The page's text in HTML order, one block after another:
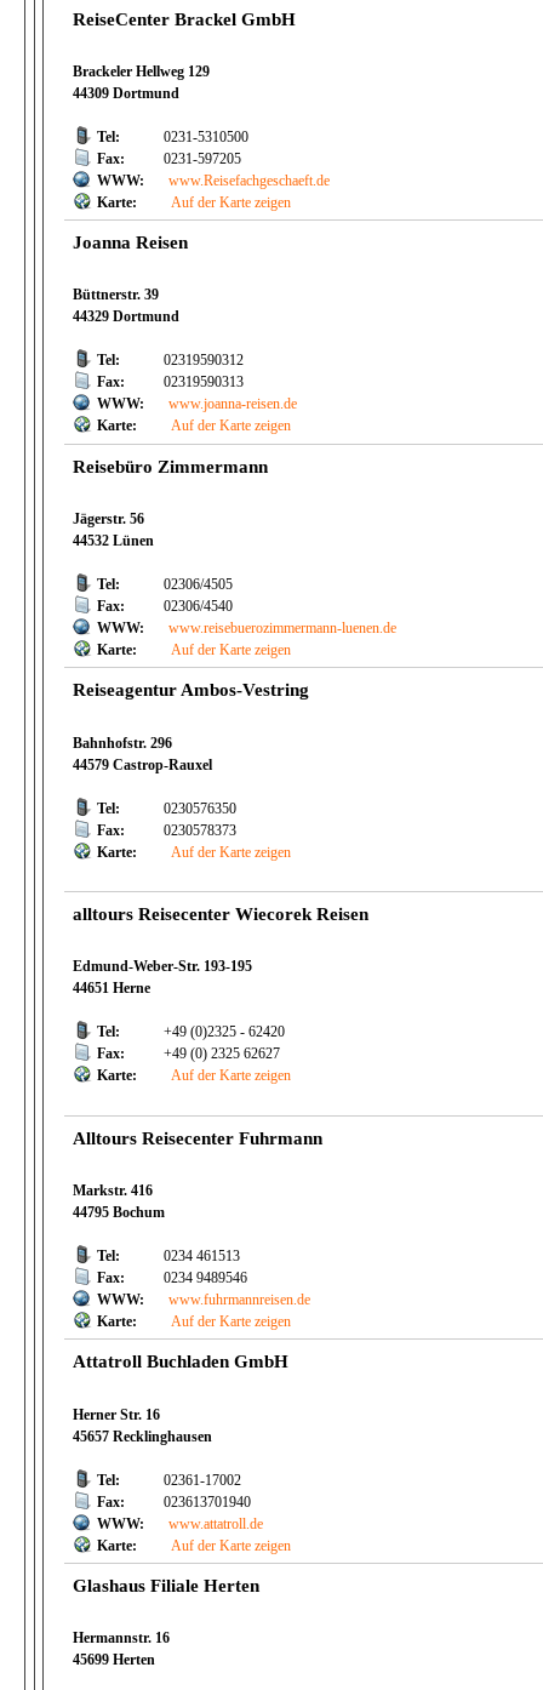
ReiseCenter Brackel GmbH
Brackeler Hellweg 129
44309 Dortmund
Tel:
0231-5310500
Fax:
0231-597205
WWW:
www.Reisefachgeschaeft.de
Karte:
Auf der Karte zeigen
Joanna Reisen
Büttnerstr. 39
44329 Dortmund
Tel:
02319590312
Fax:
02319590313
WWW:
www.joanna-reisen.de
Karte:
Auf der Karte zeigen
Reisebüro Zimmermann
Jägerstr. 56
44532 Lünen
Tel:
02306/4505
Fax:
02306/4540
WWW:
www.reisebuerozimmermann-luenen.de
Karte:
Auf der Karte zeigen
Reiseagentur Ambos-Vestring
Bahnhofstr. 296
44579 Castrop-Rauxel
Tel:
0230576350
Fax:
0230578373
Karte:
Auf der Karte zeigen
alltours Reisecenter Wiecorek Reisen
Edmund-Weber-Str. 193-195
44651 Herne
Tel:
+49 (0)2325 - 62420
Fax:
+49 (0) 2325 62627
Karte:
Auf der Karte zeigen
Alltours Reisecenter Fuhrmann
Markstr. 416
44795 Bochum
Tel:
0234 461513
Fax:
0234 9489546
WWW:
www.fuhrmannreisen.de
Karte:
Auf der Karte zeigen
Attatroll Buchladen GmbH
Herner Str. 16
45657 Recklinghausen
Tel:
02361-17002
Fax:
023613701940
WWW:
www.attatroll.de
Karte:
Auf der Karte zeigen
Glashaus Filiale Herten
Hermannstr. 16
45699 Herten